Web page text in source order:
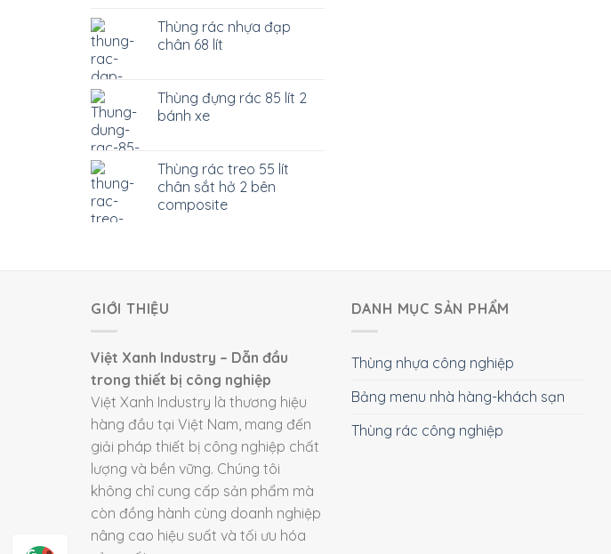
Thùng rác nhựa đạp
chân 68 lít
Thùng đựng rác 85 lít 2
bánh xe
Thùng rác treo 55 lít
chân sắt hở 2 bên
composite
GIỚI THIỆU
Việt Xanh Industry – Dẫn đầu
trong thiết bị công nghiệp
Việt Xanh Industry là thương hiệu
hàng đầu tại Việt Nam, mang đến
giải pháp thiết bị công nghiệp chất
lượng và bền vững. Chúng tôi
không chỉ cung cấp sản phẩm mà
còn đồng hành cùng doanh nghiệp
nâng cao hiệu suất và tối ưu hóa
DANH MỤC SẢN PHẨM
Thùng nhựa công nghiệp
Bảng menu nhà hàng-khách sạn
Thùng rác công nghiệp